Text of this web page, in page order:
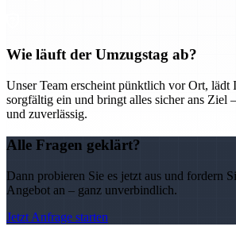
Wie läuft der Umzugstag ab?
Unser Team erscheint pünktlich vor Ort, lädt
sorgfältig ein und bringt alles sicher ans Ziel
und zuverlässig.
Alle Fragen geklärt?
Dann probieren Sie es jetzt aus und fordern
Angebot an – ganz unverbindlich.
Jetzt Anfrage starten